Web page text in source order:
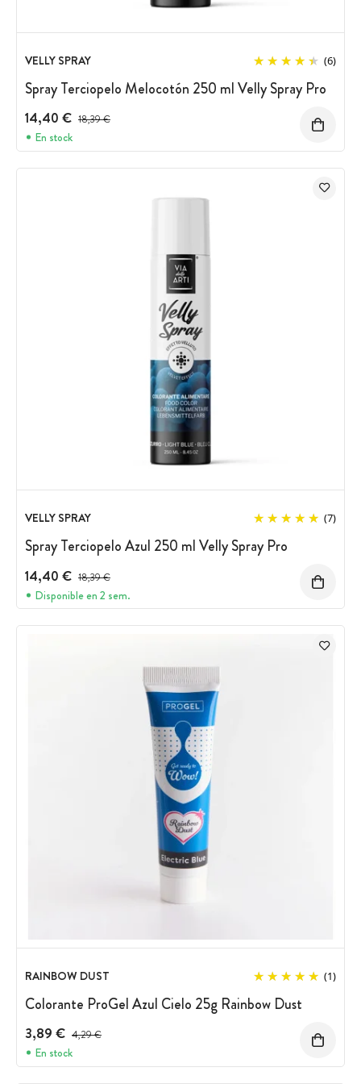
VELLY SPRAY (6)
Spray Terciopelo Melocotón 250 ml Velly Spray Pro
14,40 € Precio antes del descuento
18,39 €
En stock
VELLY SPRAY (7)
Spray Terciopelo Azul 250 ml Velly Spray Pro
14,40 € Precio antes del descuento
18,39 €
Disponible en 2 sem.
RAINBOW DUST (1)
Colorante ProGel Azul Cielo 25g Rainbow Dust
3,89 € Precio antes del descuento
4,29 €
En stock